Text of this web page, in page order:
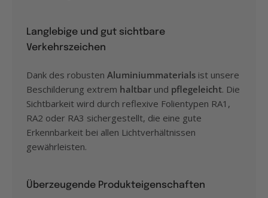
Langlebige und gut sichtbare
Verkehrszeichen
Dank des robusten Aluminiummaterials ist unsere
Beschilderung extrem haltbar und pflegeleicht. Die
Sichtbarkeit wird durch reflexive Folientypen RA1,
RA2 oder RA3 sichergestellt, die eine gute
Erkennbarkeit bei allen Lichtverhältnissen
gewährleisten.
Überzeugende Produkteigenschaften